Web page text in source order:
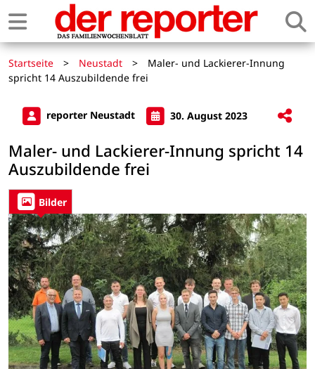
Startseite > Neustadt >
Maler- und Lackierer-Innung
spricht 14 Auszubildende frei
reporter Neustadt 30. August 2023
Maler- und Lackierer-Innung spricht 14
Auszubildende frei
Bilder